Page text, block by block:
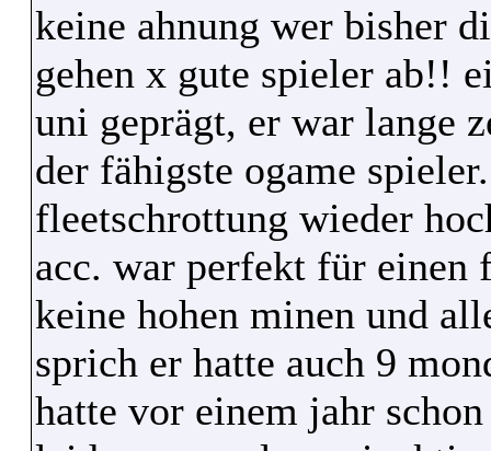
keine ahnung wer bisher
gehen x gute spieler ab!!
uni geprägt, er war lange
der fähigste ogame
fleetschrottung wieder
acc. war perfekt für einen
keine hohen minen und
sprich er hatte auch 9
hatte vor einem jahr